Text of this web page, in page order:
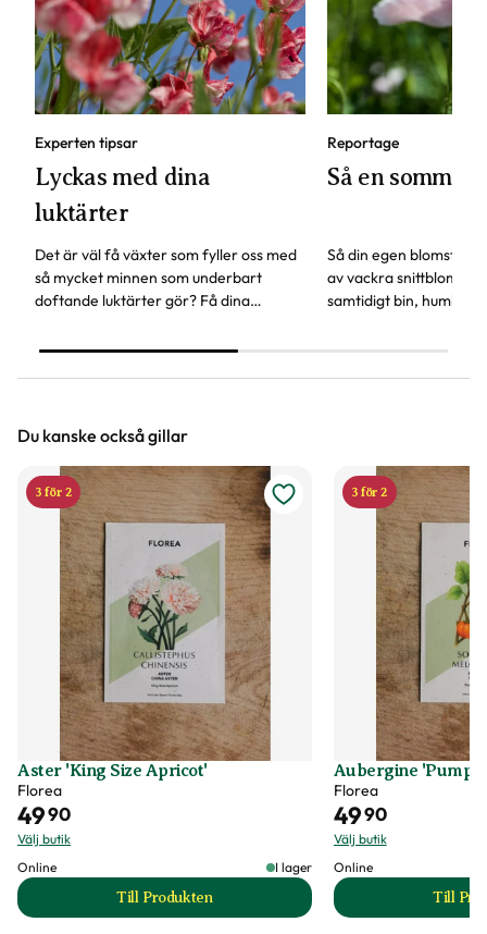
Experten tipsar
Lyckas med dina
luktärter
Det är väl få växter som fyller oss med
så mycket minnen som underbart
doftande luktärter gör? Få dina
här är experttipsen!
Reportage
Så en
Så din egen
av vackra
samtidigt bin, humlor
Trädgårdsprofilen
Du kanske också gillar
3 för 2
Aster 'King Size Apricot'
Florea
4990
Välj butik
Online
I lager
Till Produkten
till Aster 'King Size Apricot' produktsida
3 för 2
Aubergine
Florea
4990
Välj butik
Online
Till